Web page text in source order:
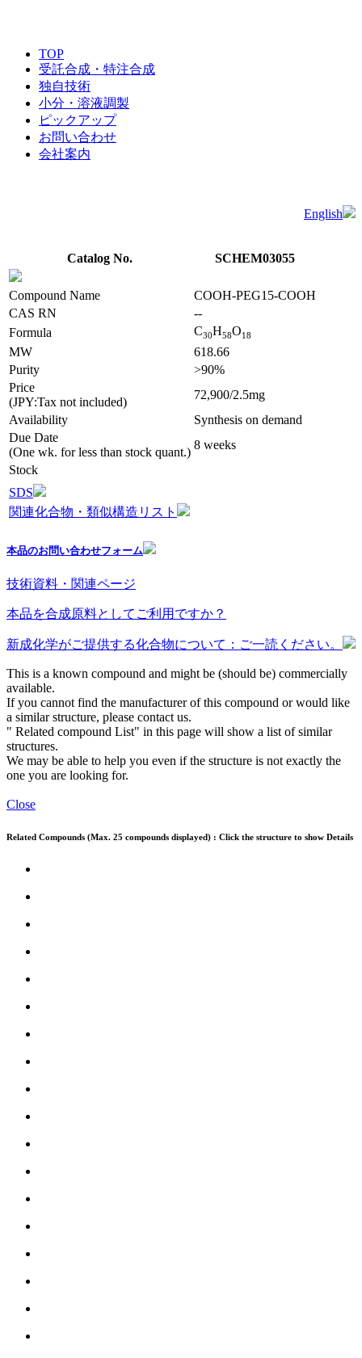
TOP
受託合成・特注合成
独自技術
小分・溶液調製
ピックアップ
お問い合わせ
会社案内
English
Catalog No. SCHEM03055
Compound Name
COOH-PEG15-COOH
CAS RN
--
Formula
C30H58O18
MW
618.66
Purity
>90%
Price
(JPY:Tax not included)
72,900/2.5mg
Availability
Synthesis on demand
Due Date
(One wk. for less than stock quant.)
8 weeks
Stock
SDS
関連化合物・類似構造リスト
本品のお問い合わせフォーム
技術資料・関連ページ
本品を合成原料としてご利用ですか？
新成化学がご提供する化合物について：ご一読ください。
This is a known compound and might be (should be) commercially
available.
If you cannot find the manufacturer of this compound or would like
a similar structure, please contact us.
" Related compound List" in this page will show a list of similar
structures.
We may be able to help you even if the structure is not exactly the
one you are looking for.
Close
Related Compounds (Max. 25 compounds displayed) : Click the structure to show Details